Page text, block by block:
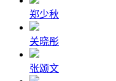
郑少秋
关晓彤
张颂文